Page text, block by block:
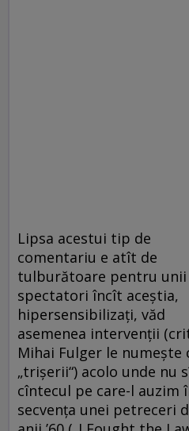
Lipsa acestui tip de
comentariu e atît de
tulburătoare pentru unii
spectatori încît aceştia,
hipersensibilizaţi, văd
asemenea intervenţii
Mihai Fulger le numeşte
„trişerii“) acolo unde nu
cîntecul pe care-l auzim
secvenţa unei petreceri